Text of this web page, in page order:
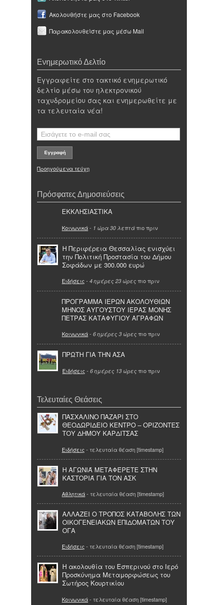
Ακολουθήστε μας στο Facebook
Παρακολουθείστε μας μέσω Mail
Ενημερωτικό Δελτίο
Εγγραφείτε στο τακτικό ενημερωτικό
δελτίο μέσω του ηλεκτρονικού
ταχυδρομείου σας και ενημερωθείτε με
τα τελευταία νέα!
Προηγούμενα τεύχη
Πρόσφατες Δημοσιεύσεις
ΕΚΚΛΗΣΙΑΣΤΙΚΑ
Κοινωνικά- 1 ώρα 30 λεπτά πιο πριν
Η Περιφέρεια Θεσσαλίας ενισχύει
την Πολιτική Προστασία του Δήμου
Σοφάδων με 300.000 ευρώ
Ειδήσεις - 4 ημέρες 23 ώρες πιο πριν
ΠΡΟΓΡΑΜΜΑ ΙΕΡΩΝ ΑΚΟΛΟΥΘΙΩΝ
ΜΗΝΟΣ ΑΥΓΟΥΣΤΟΥ ΙΕΡΑΣ ΜΟΝΗΣ
ΠΕΤΡΑΣ ΚΑΤΑΦΥΓΙΟΥ ΑΓΡΑΦΩΝ
Κοινωνικά- 6 ημέρες 3 ώρες πιο πριν
ΠΡΩΤΗ ΓΙΑ ΤΗΝ ΑΣΑ
Ειδήσεις - 6 ημέρες 13 ώρες πιο πριν
Τελευταίες Θεάσεις
ΠΑΣΧΑΛΙΝΟ ΠΑΖΑΡΙ ΣΤΟ
ΘΕΟΔΩΡΙΔΕΙΟ ΚΕΝΤΡΟ – ΟΡΙΖΟΝΤΕΣ
ΤΟΥ ΔΗΜΟΥ ΚΑΡΔΙΤΣΑΣ
Ειδήσεις - τελευταία θέαση [timestamp]
Η ΑΓΩΝΙΆ ΜΕΤΑΦΈΡΕΤΕ ΣΤΗΝ
ΚΑΣΤΟΡΙΆ ΓΙΑ ΤΟΝ ΑΣΚ
Αθλητικά- τελευταία θέαση [timestamp]
ΑΛΛΑΖΕΙ Ο ΤΡΟΠΟΣ ΚΑΤΑΒΟΛΗΣ ΤΩΝ
ΟΙΚΟΓΕΝΕΙΑΚΩΝ ΕΠΙΔΟΜΑΤΩΝ ΤΟΥ
ΟΓΑ
Ειδήσεις - τελευταία θέαση [timestamp]
Η ακολουθία του Εσπερινού στο Ιερό
Προσκύνημα Μεταμορφώσεως του
Σωτήρος Κουρτικίου
Κοινωνικά- τελευταία θέαση [timestamp]